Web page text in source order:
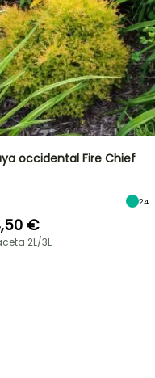
occidental Fire Chief
24
€
2L/3L